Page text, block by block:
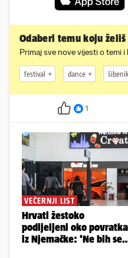
Odaberi temu koju
Primaj sve nove vijesti o temi
festival dance šibenik
1